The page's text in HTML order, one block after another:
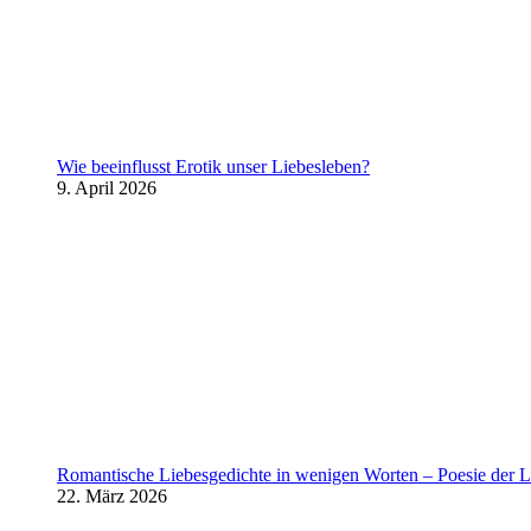
Wie beeinflusst Erotik unser Liebesleben?
9. April 2026
Romantische Liebesgedichte in wenigen Worten – Poesie der
22. März 2026